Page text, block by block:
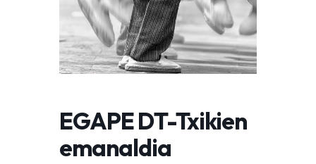
EGAPE DT-Txikien
emanaldia